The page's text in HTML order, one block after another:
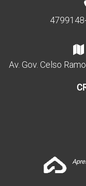
Av. Gov. Celso